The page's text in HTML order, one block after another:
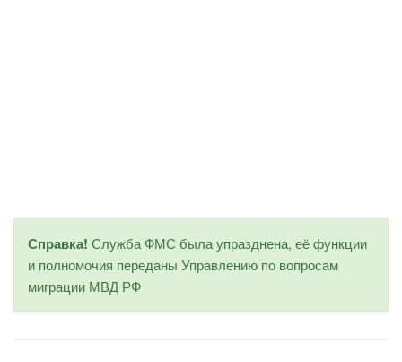
Справка! Служба ФМС была упразднена, её функции
и полномочия переданы Управлению по вопросам
миграции МВД РФ